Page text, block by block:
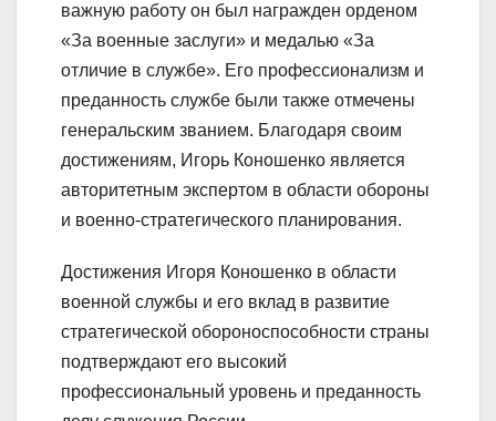
важную работу он был награжден орденом
«За военные заслуги» и медалью «За
отличие в службе». Его профессионализм и
преданность службе были также отмечены
генеральским званием. Благодаря своим
достижениям, Игорь Коношенко является
авторитетным экспертом в области обороны
и военно-стратегического планирования.
Достижения Игоря Коношенко в области
военной службы и его вклад в развитие
стратегической обороноспособности страны
подтверждают его высокий
профессиональный уровень и преданность